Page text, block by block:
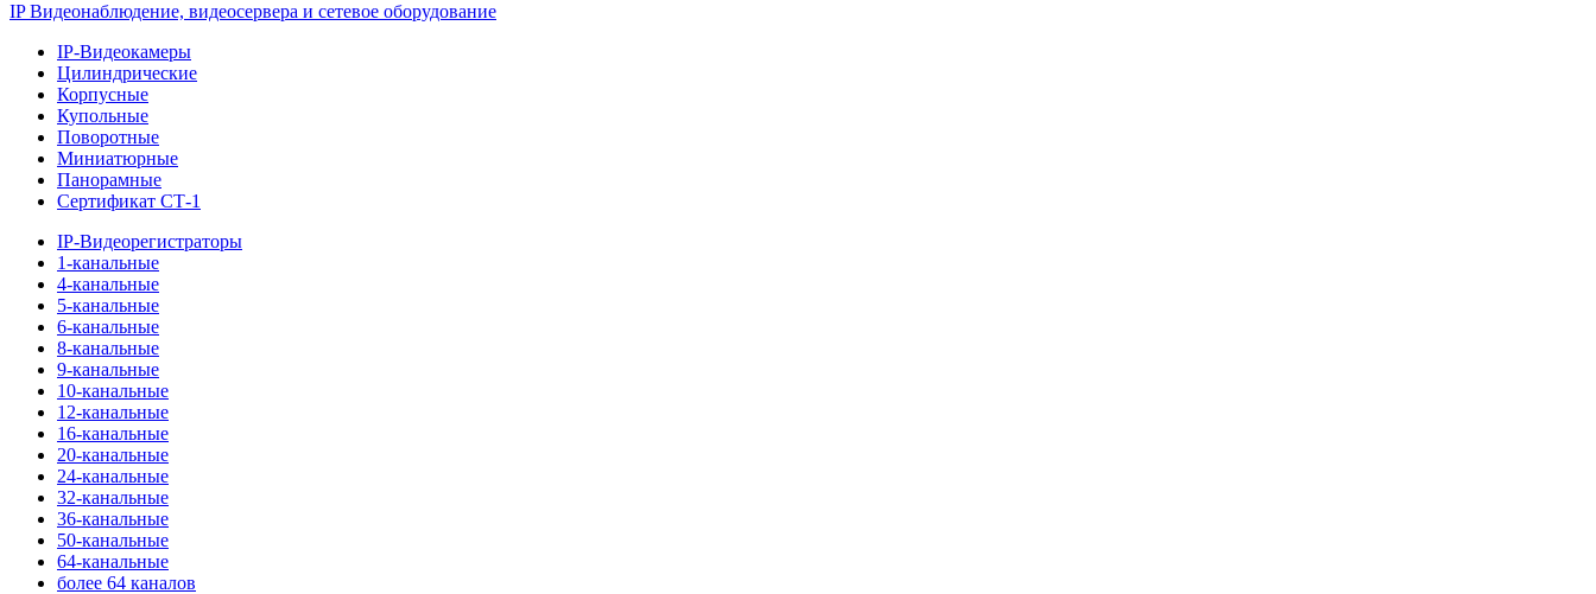
IP Видеонаблюдение, видеосервера и сетевое оборудование
IP-Видеокамеры
Цилиндрические
Корпусные
Купольные
Поворотные
Миниатюрные
Панорамные
Сертификат СТ-1
IP-Видеорегистраторы
1-канальные
4-канальные
5-канальные
6-канальные
8-канальные
9-канальные
10-канальные
12-канальные
16-канальные
20-канальные
24-канальные
32-канальные
36-канальные
50-канальные
64-канальные
более 64 каналов